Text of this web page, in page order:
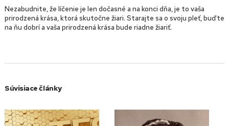
Nezabudnite, že líčenie je len dočasné a na konci dňa, je to vaša
prirodzená krása, ktorá skutočne žiari. Starajte sa o svoju pleť, buďte
na ňu dobrí a vaša prirodzená krása bude riadne žiariť.
Súvisiace články